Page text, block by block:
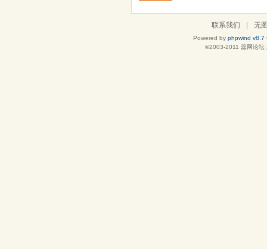
联系我们 | 无
Powered by phpwind v8.7
©2003-2011 蕊网论坛